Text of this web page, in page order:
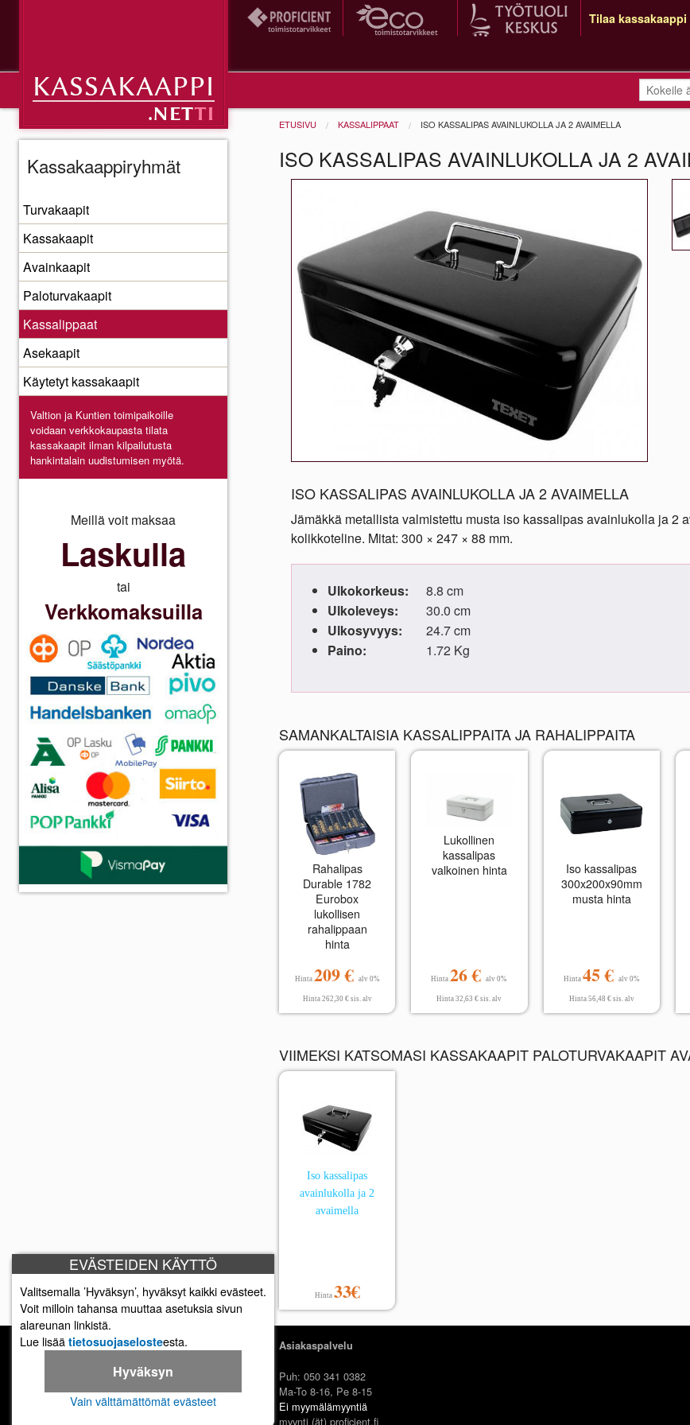
Tilaa
Kassakaappiryhmät
Turvakaapit
Kassakaapit
Avainkaapit
Paloturvakaapit
Kassalippaat
Asekaapit
Käytetyt kassakaapit
Valtion ja Kuntien toimipaikoille
voidaan verkkokaupasta tilata
kassakaapit ilman kilpailutusta
hankintalain uudistumisen myötä.
Meillä voit maksaa
Laskulla
tai
Verkkomaksuilla
ETUSIVU KASSALIPPAAT ISO KASSALIPAS AVAINLUKOLLA JA 2 AVAIMELLA
ISO KASSALIPAS AVAINLUKOLLA JA 2
ISO KASSALIPAS AVAINLUKOLLA JA 2 AVAIMELLA
Jämäkkä metallista valmistettu musta iso kassalipas avainlukolla ja 2
kolikkoteline. Mitat: 300 × 247 × 88 mm.
Ulkokorkeus:
8.8 cm
Ulkoleveys:
30.0 cm
Ulkosyvyys:
24.7 cm
Paino:
1.72 Kg
SAMANKALTAISIA KASSALIPPAITA JA RAHALIPPAITA
Rahalipas
Durable 1782
Eurobox
lukollisen
rahalippaan
hinta
Hinta 209 € alv 0%
Hinta 262,30 € sis. alv
Lukollinen
kassalipas
valkoinen hinta
Hinta26 €alv 0%
Hinta 32,63 € sis. alv
Iso kassalipas
300x200x90mm
musta hinta
Hinta 45 € alv 0%
Hinta 56,48 € sis. alv
VIIMEKSI KATSOMASI KASSAKAAPIT PALOTURVAKAAPIT
Iso kassalipas
avainlukolla ja 2
avaimella
Hinta 33€
Tellervonkatu 10
70500 Kuopio
Asiakaspalvelu
Puh: 050 341 0382
Ma-To 8-16, Pe 8-15
Ei myymälämyyntiä
myynti (ät) proficient.fi
EVÄSTEIDEN KÄYTTÖ
Valitsemalla ’Hyväksyn’, hyväksyt kaikki evästeet.
Voit milloin tahansa muuttaa asetuksia sivun
alareunan linkistä.
Lue lisää tietosuojaselosteesta.
Hyväksyn
Vain välttämättömät evästeet